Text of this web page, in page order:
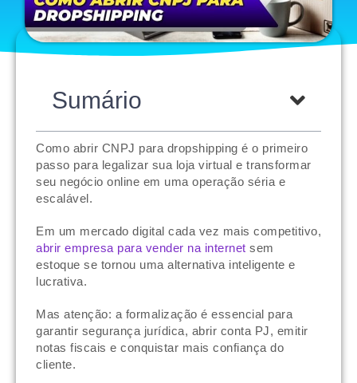
Sumário
Como abrir CNPJ para dropshipping é o primeiro
passo para legalizar sua loja virtual e transformar
seu negócio online em uma operação séria e
escalável.
Em um mercado digital cada vez mais competitivo,
abrir empresa para vender na internet sem
estoque se tornou uma alternativa inteligente e
lucrativa.
Mas atenção: a formalização é essencial para
garantir segurança jurídica, abrir conta PJ, emitir
notas fiscais e conquistar mais confiança do
cliente.